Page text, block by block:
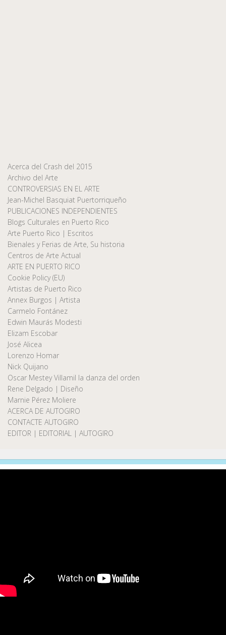
Acerca del Crash del 2015
Archivo del Arte
CONTROVERSIAS EN EL ARTE
Jean-Michel Basquiat Puertorriqueño
PUBLICACIONES INDEPENDIENTES
Blogs Culturales en Puerto Rico
Arte Puerto Rico | Escritos
Bienales y Ferias de Arte, Su historia
Centros de Arte Actual
ARTE EN PUERTO RICO
Cookie Policy (EU)
Artistas de Puerto Rico
Annex Burgos | Artista
Carmelo Fontánez
Edwin Maurás Modesti
Elizam Escobar
José Alicea
Lorenzo Homar
Nick Quijano
Oscar Mestey Villamil la danza del orden
Rene Delgado | Diseño
Marnie Pérez Moliere
ACERCA DE AUTOGIRO
CONTACTE AUTOGIRO
EDITOR | EDITORIAL | AUTOGIRO